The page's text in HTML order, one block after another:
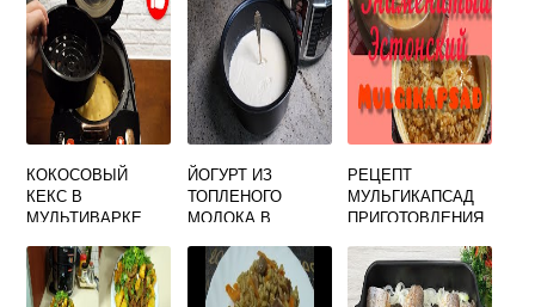
КОКОСОВЫЙ
КЕКС В
МУЛЬТИВАРКЕ
ЙОГУРТ ИЗ
ТОПЛЕНОГО
МОЛОКА В
РЕЦЕПТ
МУЛЬГИКАПСАД
ПРИГОТОВЛЕНИЯ